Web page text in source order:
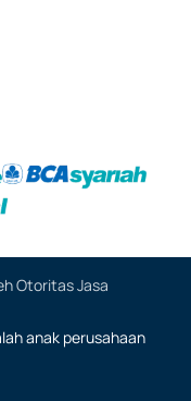
Otoritas Jasa
anak perusahaan